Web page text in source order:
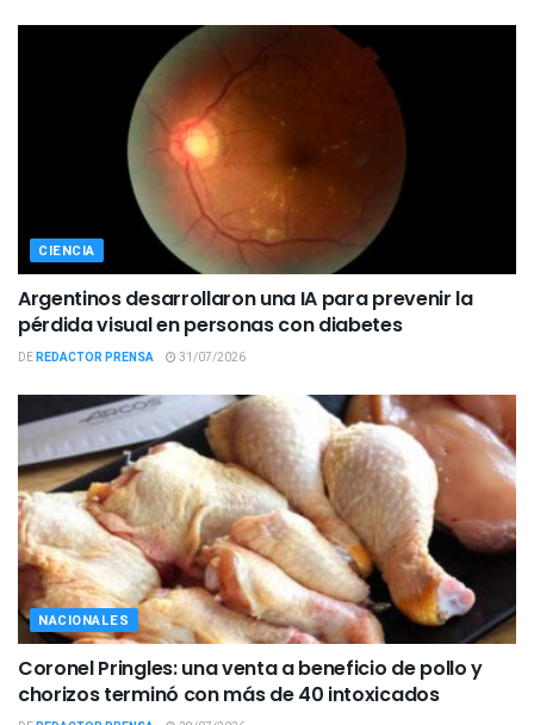
CIENCIA
Argentinos desarrollaron una IA para prevenir la
pérdida visual en personas con diabetes
DEREDACTOR PRENSA 31/07/2026
NACIONALES
Coronel Pringles: una venta a beneficio de pollo y
chorizos terminó con más de 40 intoxicados